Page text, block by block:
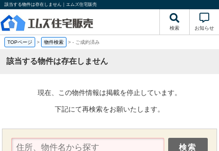
該当する物件は存在しません｜エムズ住宅販売
検索 お知らせ
TOPページ > 物件検索 >- ご成約済み
該当する物件は存在しません
現在、この物件情報は掲載を停止しています。
下記にて再検索をお願いたします。